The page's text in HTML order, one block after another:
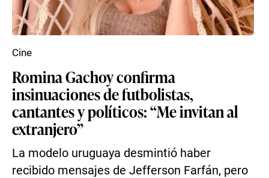
Romina Gachoy confirma
insinuaciones de futbolistas,
cantantes y políticos: “Me invitan al
extranjero”
La modelo uruguaya desmintió haber
recibido mensajes de Jefferson Farfán, pero
Cine